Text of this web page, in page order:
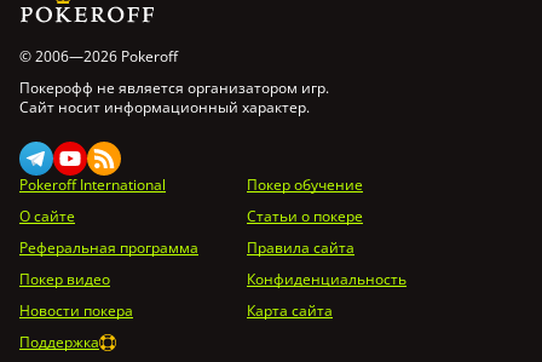
© 2006—2026 Pokeroff
Покерофф не является организатором игр.
Сайт носит информационный характер.
Pokeroff International
Покер обучение
О сайте
Статьи о покере
Реферальная программа
Правила сайта
Покер видео
Конфиденциальность
Новости покера
Карта сайта
Поддержка